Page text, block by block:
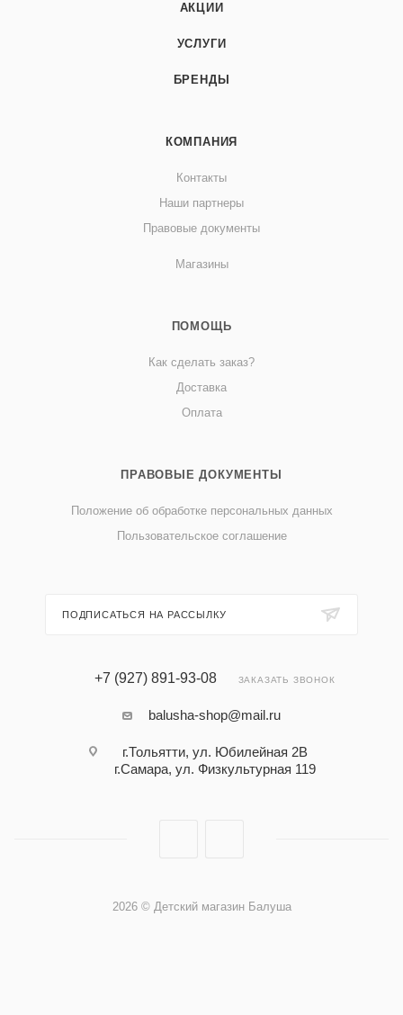
АКЦИИ
УСЛУГИ
БРЕНДЫ
КОМПАНИЯ
Контакты
Наши партнеры
Правовые документы
Магазины
ПОМОЩЬ
Как сделать заказ?
Доставка
Оплата
ПРАВОВЫЕ ДОКУМЕНТЫ
Положение об обработке персональных данных
Пользовательское соглашение
ПОДПИСАТЬСЯ НА РАССЫЛКУ
+7 (927) 891-93-08 ЗАКАЗАТЬ ЗВОНОК
balusha-shop@mail.ru
г.Тольятти, ул. Юбилейная 2В
г.Самара, ул. Физкультурная 119
2026 © Детский магазин Балуша